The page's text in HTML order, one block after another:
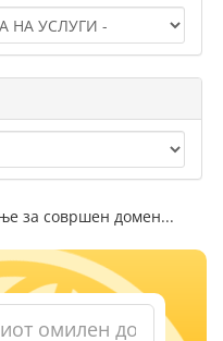
за совршен домен...